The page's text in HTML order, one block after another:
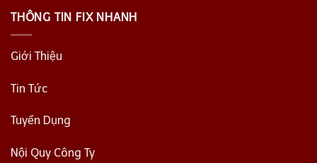
THÔNG TIN FIX NHANH
Giới Thiệu
Tin Tức
Tuyển Dụng
Nội Quy Công Ty